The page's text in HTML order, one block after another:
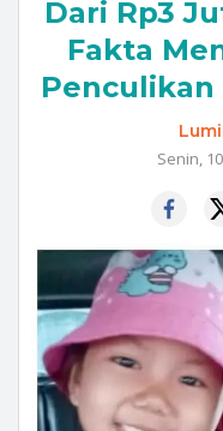
Dari Rp3
Fakta
Penculikan
Senin,